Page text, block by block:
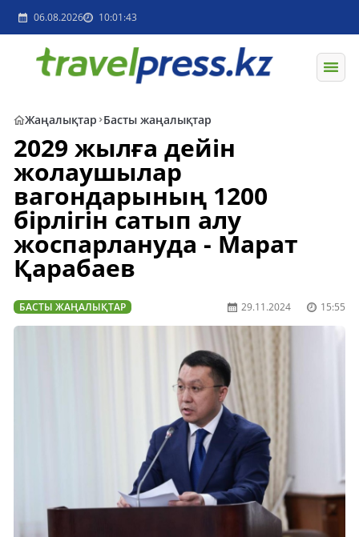
06.08.2026 10:01:43
Жаңалықтар Басты жаңалықтар
2029 жылға дейін
жолаушылар
вагондарының 1200
бірлігін сатып алу
жоспарлануда - Марат
Қарабаев
БАСТЫ ЖАҢАЛЫҚТАР 29.11.2024 15:55